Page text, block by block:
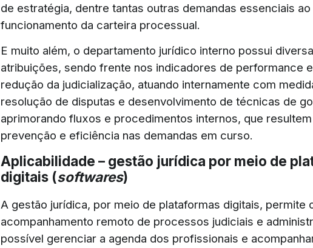
de estratégia, dentre tantas outras demandas essenciais ao
funcionamento da carteira processual.
E muito além, o departamento jurídico interno possui
atribuições, sendo frente nos indicadores de performance
redução da judicialização, atuando internamente com
resolução de disputas e desenvolvimento de técnicas de
aprimorando fluxos e procedimentos internos, que
prevenção e eficiência nas demandas em curso.
Aplicabilidade – gestão jurídica por meio de
digitais (softwares)
A gestão jurídica, por meio de plataformas digitais, permite
acompanhamento remoto de processos judiciais e
possível gerenciar a agenda dos profissionais e